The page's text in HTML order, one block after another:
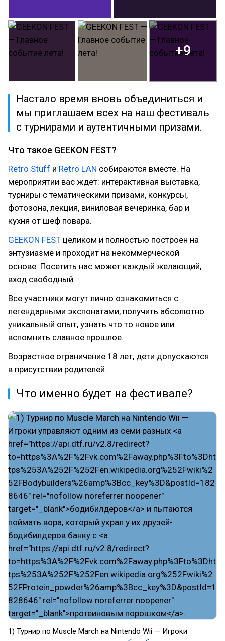
+9
Настало время вновь объединиться и
мы приглашаем всех на наш фестиваль
с турнирами и аутентичными призами.
Что такое GEEKON FEST?
Retro Stuff и Retro LAN собираются вместе. На
мероприятии вас ждет: интерактивная выставка,
турниры с тематическими призами, конкурсы,
фотозона, лекция, виниловая вечеринка, бар и
кухня от шеф повара.
GEEKON FEST целиком и полностью построен на
энтузиазме и проходит на некоммерческой
основе. Посетить нас может каждый желающий,
вход свободный.
Все участники могут лично ознакомиться с
легендарными экспонатами, получить абсолютно
уникальный опыт, узнать что то новое или
вспомнить славное прошлое.
Возрастное ограничение 18 лет, дети допускаются
в присутствии родителей.
Что именно будет на фестивале?
1) Турнир по Muscle March на Nintendo Wii — Игроки